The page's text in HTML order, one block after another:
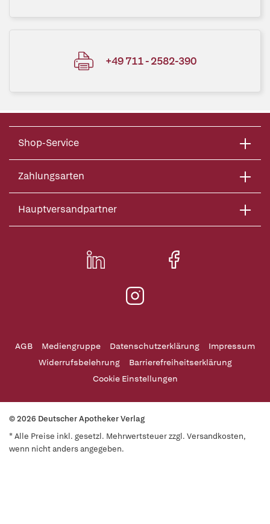
+49 711 - 2582-390
Shop-Service
Zahlungsarten
Hauptversandpartner
AGB Mediengruppe Datenschutzerklärung
Impressum
Widerrufsbelehrung
Barrierefreiheitserklärung
Cookie Einstellungen
© 2026 Deutscher Apotheker Verlag
* Alle Preise inkl. gesetzl. Mehrwertsteuer zzgl. Versandkosten,
wenn nicht anders angegeben.